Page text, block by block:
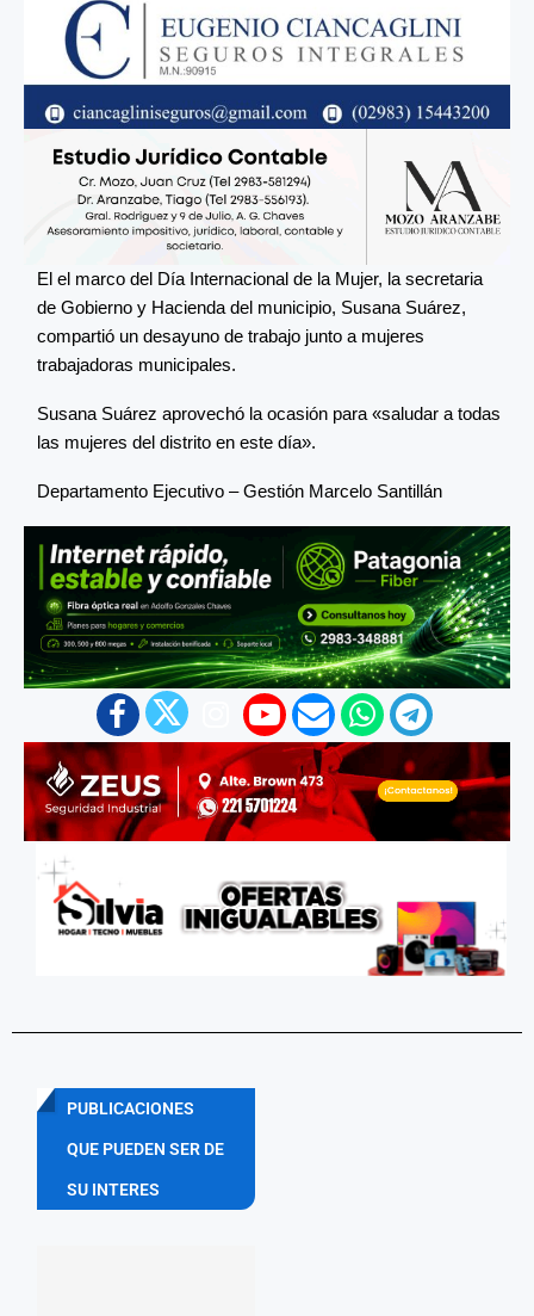
El el marco del Día Internacional de la Mujer, la secretaria
de Gobierno y Hacienda del municipio, Susana Suárez,
compartió un desayuno de trabajo junto a mujeres
trabajadoras municipales.
Susana Suárez aprovechó la ocasión para «saludar a todas
las mujeres del distrito en este día».
Departamento Ejecutivo – Gestión Marcelo Santillán
PUBLICACIONES
QUE PUEDEN SER DE
SU INTERES